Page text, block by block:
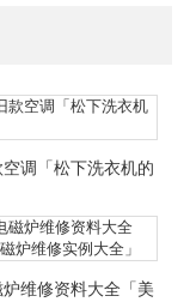
调「松下洗衣机的
维修资料大全「美